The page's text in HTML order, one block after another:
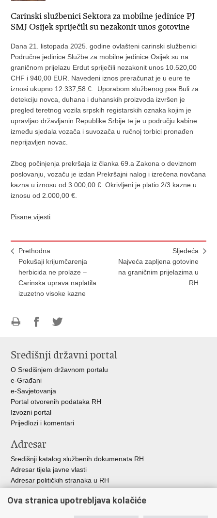
Carinski službenici Sektora za mobilne jedinice PJ
SMJ Osijek spriječili su nezakonit unos gotovine
Dana 21. listopada 2025. godine ovlašteni carinski službenici
Područne jedinice Službe za mobilne jedinice Osijek su na
graničnom prijelazu Erdut spriječili nezakonit unos 10.520,00
CHF i 940,00 EUR. Navedeni iznos preračunat je u eure te
iznosi ukupno 12.337,58 €. Uporabom službenog psa Buli za
detekciju novca, duhana i duhanskih proizvoda izvršen je
pregled teretnog vozila srpskih registarskih oznaka kojim je
upravljao državljanin Republike Srbije te je u području kabine
između sjedala vozača i suvozača u ručnoj torbici pronađen
neprijavljen novac.
Zbog počinjenja prekršaja iz članka 69.a Zakona o deviznom
poslovanju, vozaču je izdan Prekršajni nalog i izrečena novčana
kazna u iznosu od 3.000,00 €. Okrivljeni je platio 2/3 kazne u
iznosu od 2.000,00 €.
Pisane vijesti
Prethodna
Pokušaji krijumčarenja
herbicida ne prolaze –
Carinska uprava naplatila
izuzetno visoke kazne
Sljedeća
​Najveća zapljena gotovine
na graničnim prijelazima u
RH
FacebookuTwitteru
Središnji državni portal
O Središnjem državnom portalu
e-Građani
e-Savjetovanja
Portal otvorenih podataka RH
Izvozni portal
Prijedlozi i komentari
Adresar
Središnji katalog službenih dokumenata RH
Adresar tijela javne vlasti
Adresar političkih stranaka u RH
Besplatni telefoni javne uprave
Ova stranica upotrebljava kolačiće